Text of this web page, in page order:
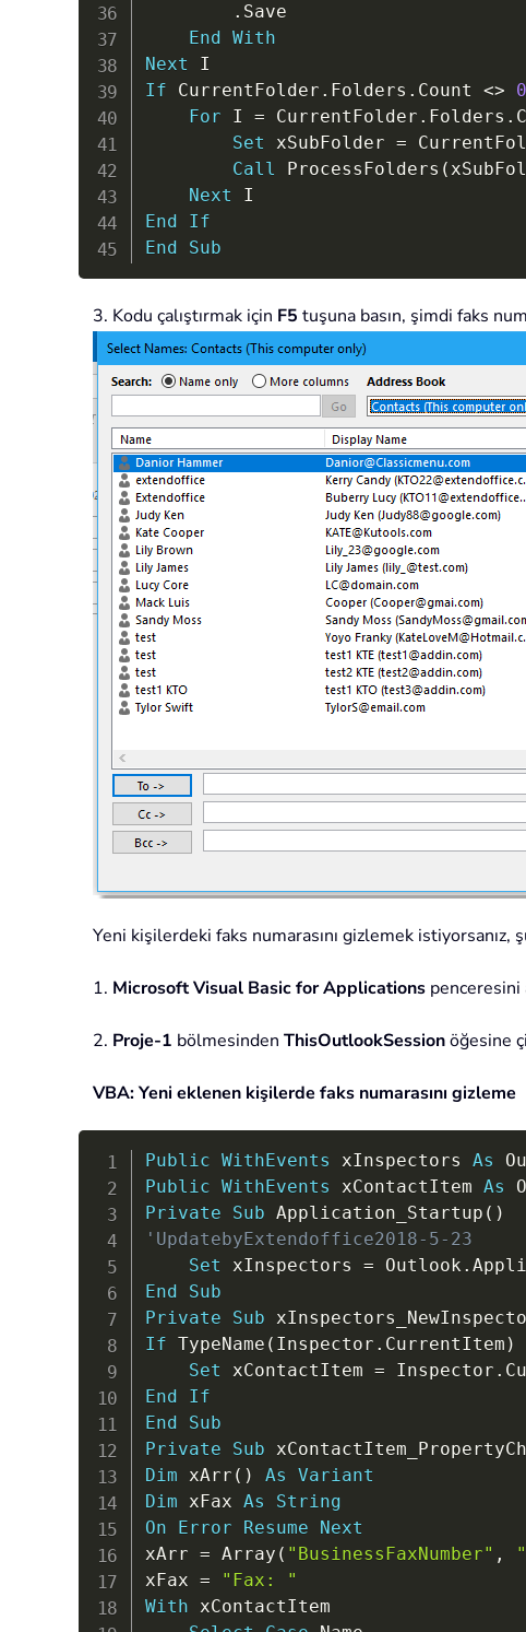
. Save
End
With
Next
If CurrentFolder . Folders . Count <> 0
For I = CurrentFolder . Folders .
Set xSubFolder =
Call ProcessFolders (
Next
End
If
End
Sub
3. Kodu çalıştırmak için F5 tuşuna basın, şimdi faks
Yeni kişilerdeki faks numarasını gizlemek istiyorsanız,
1. Microsoft Visual Basic for Applications penceresini
2. Proje-1 bölmesinden ThisOutlookSessionöğesine
VBA: Yeni eklenen kişilerde faks numarasını gizleme
Public WithEvents xInspectors As
Public WithEvents xContactItem As
Private
Sub Application_Startup ( )
'UpdatebyExtendoffice2018-5-23
Set xInspectors = Outlook .
End
Sub
Private
Sub
If TypeName ( Inspector . CurrentItem )
Set xContactItem = Inspector .
End
If
End
Sub
Private
Sub
Dim xArr ( ) As
Variant
Dim xFax As
String
On
Error Resume
Next
xArr = Array ( "BusinessFaxNumber" ,
xFax =
"Fax: "
With xContactItem